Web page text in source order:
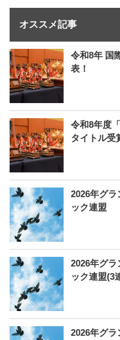
オススメ記事
令和8年 国
表！
令和8年度
タイトル受
2026年グ
ック連盟
2026年グラ
ック連盟(3
2026年グ